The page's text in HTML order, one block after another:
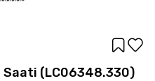
Saati (LC06348.330)